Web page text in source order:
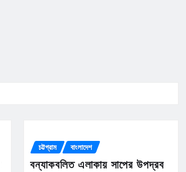
চট্টগ্রাম বাংলাদেশ
বন্যাকবলিত এলাকায় সাপের উপদ্রব